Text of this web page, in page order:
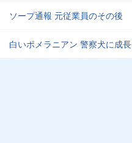
ソープ通報 元従業員のその後
白いポメラニアン 警察犬に成長